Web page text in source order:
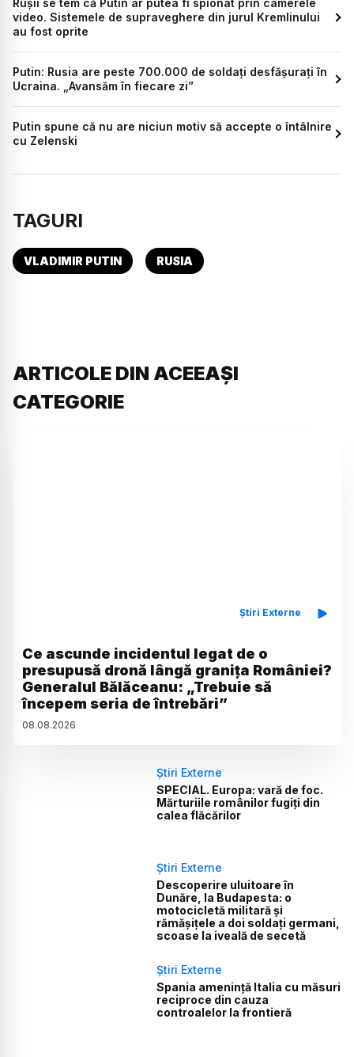
Rușii se tem că Putin ar putea fi spionat prin camerele
video. Sistemele de supraveghere din jurul Kremlinului
au fost oprite
Putin: Rusia are peste 700.000 de soldați desfășurați în
Ucraina. „Avansăm în fiecare zi”
Putin spune că nu are niciun motiv să accepte o întâlnire
cu Zelenski
TAGURI
VLADIMIR PUTIN RUSIA
ARTICOLE DIN ACEEAȘI
CATEGORIE
Știri Externe
Ce ascunde incidentul legat de o
presupusă dronă lângă granița României?
Generalul Bălăceanu: „Trebuie să
începem seria de întrebări”
08.08.2026
Știri Externe
SPECIAL. Europa: vară de foc.
Mărturiile românilor fugiți din
calea flăcărilor
Știri Externe
Descoperire uluitoare în
Dunăre, la Budapesta: o
motocicletă militară și
rămășițele a doi soldați germani,
scoase la iveală de secetă
Știri Externe
Spania amenință Italia cu măsuri
reciproce din cauza
controalelor la frontieră